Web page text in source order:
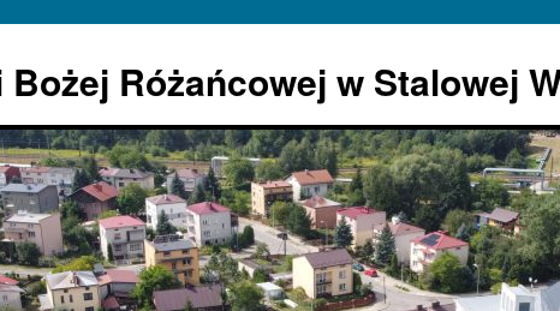
Różańcowej w Stalowej